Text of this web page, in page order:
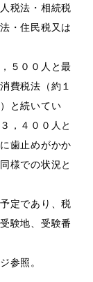
税法・相続税
・住民税又は
５００人と最
費税法（約１
と続いてい
，４００人と
歯止めがかか
様での状況と
定であり、税
験地、受験番
参照。